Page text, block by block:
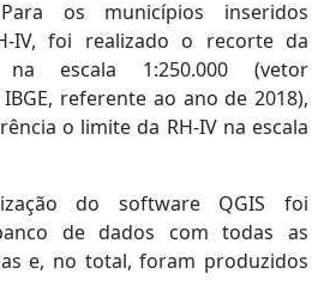
os municípios inseridos
IV, foi realizado o recorte da
escala 1:250.000 (vetor
referente ao ano de 2018),
o limite da RH-IV na escala
do software QGIS foi
de dados com todas as
e, no total, foram produzidos